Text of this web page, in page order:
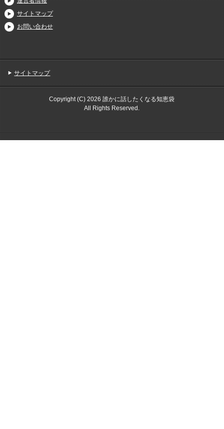
サイトマップ
お問い合わせ
サイトマップ
Copyright (C) 2026 誰かに話したくなる知恵袋
All Rights Reserved.